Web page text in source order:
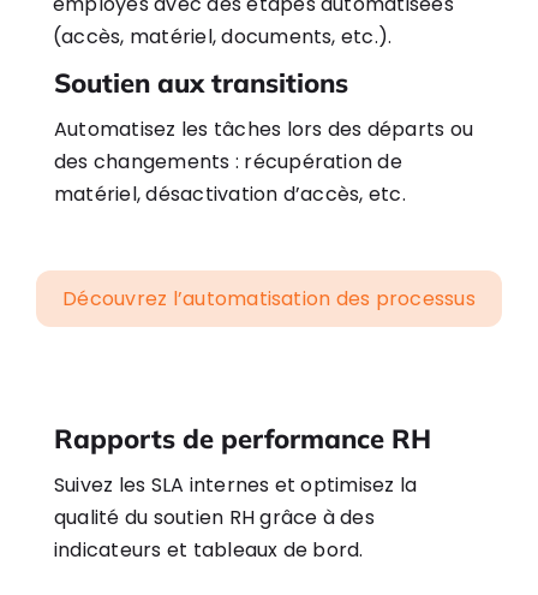
(accès, matériel, documents, etc.).
Soutien aux transitions
Automatisez les tâches lors des départs ou
des changements : récupération de
matériel, désactivation d’accès, etc.
Découvrez l’automatisation des processus
Rapports de performance RH
Suivez les SLA internes et optimisez la
qualité du soutien RH grâce à des
indicateurs et tableaux de bord.